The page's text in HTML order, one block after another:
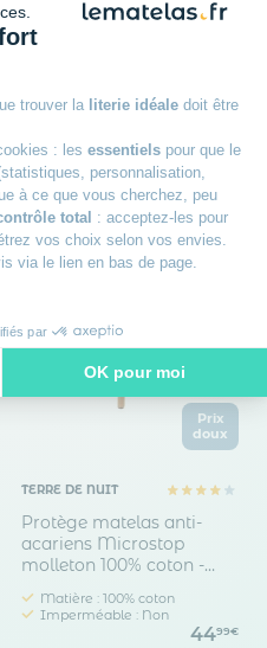
trouver la literie idéale doit être
: les essentiels pour que le
personnalisation,
à ce que vous cherchez, peu
total : acceptez-les pour
vos choix selon vos envies.
via le lien en bas de page.
par
OK pour moi
: Personnalisez vos
et de gérer vos
TERRE DE NUIT
molleton imperméable -
Imperméable : Oui
44
Prix
doux
TERRE DE NUIT
Protège matelas anti-
acariens Microstop
molleton 100% coton -
Matière : 100% coton
Imperméable : Non
4499€